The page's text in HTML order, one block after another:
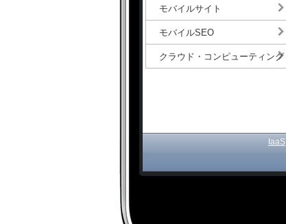
モバイルサイト
モバイルSEO
クラウド・コンピューティング
IaaS